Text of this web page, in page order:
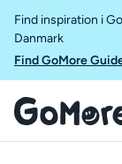
Find inspiration i
Danmark
Find GoMore